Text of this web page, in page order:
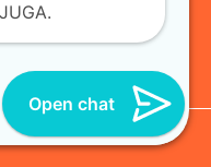
| All Reserved
Open chat